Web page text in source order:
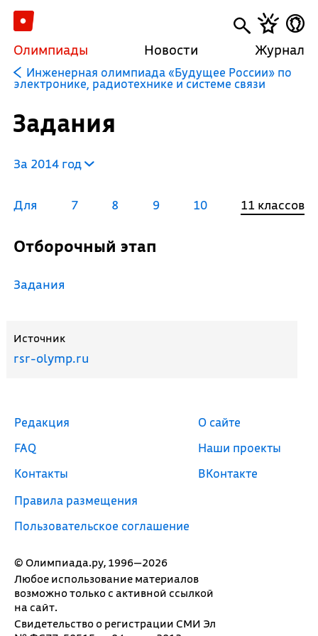
Олимпиады Новости Журнал
Инженерная олимпиада «Будущее России» по
электронике, радиотехнике и системе связи
Задания
За 2014 год
Для 7 8 9 10 11 классов
Отборочный этап
Задания
Источник
rsr-olymp.ru
© Олимпиада.ру, 1996—2026
Любое использование материалов
возможно только с активной ссылкой
на сайт.
Свидетельство о регистрации СМИ Эл
Редакция
FAQ
Контакты
Правила размещения
Пользовательское соглашение
О сайте
Наши проекты
ВКонтакте